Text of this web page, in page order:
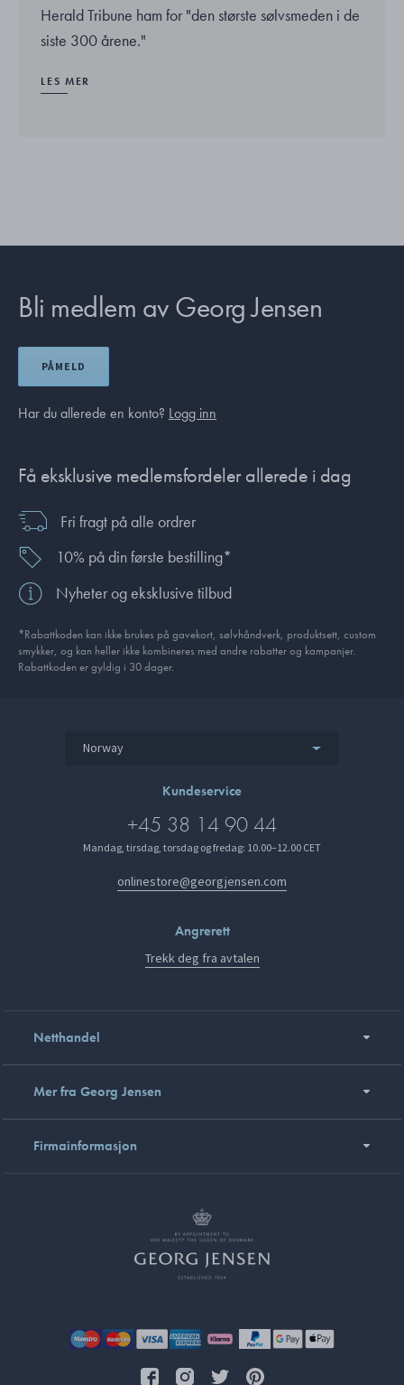
Herald Tribune ham for "den største sølvsmeden i de
siste 300 årene."
LES MER
Bli medlem av Georg Jensen
PÅMELD
Har du allerede en konto? Logg inn
Få eksklusive medlemsfordeler allerede i dag
Fri fragt på alle ordrer
10% på din første bestilling*
Nyheter og eksklusive tilbud
*Rabattkoden kan ikke brukes på gavekort, sølvhåndverk, produkt­sett, custom
smykker, og kan heller ikke kombineres med andre rabatter og kampanjer.
Rabattkoden er gyldig i 30 dager.
Norway
Kundeservice
+45 38 14 90 44
Mandag, tirsdag, torsdag og fredag: 10.00–12.00 CET
onlinestore@georgjensen.com
Angrerett
Trekk deg fra avtalen
Netthandel
Mer fra Georg Jensen
Firmainformasjon